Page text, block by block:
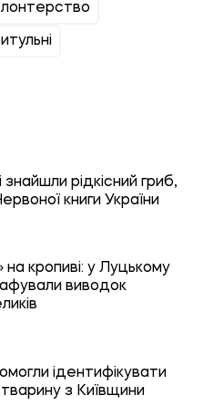
рідкісний гриб,
книги України
на кропиві: у Луцькому
виводок
ідентифікувати
тварину з Київщини